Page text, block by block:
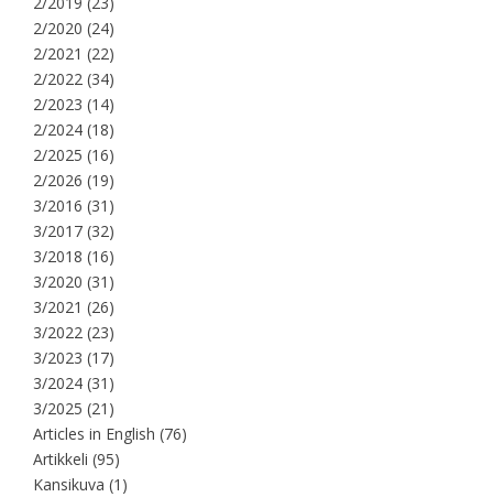
2/2020 (24)
2/2021 (22)
2/2022 (34)
2/2023 (14)
2/2024 (18)
2/2025 (16)
2/2026 (19)
3/2016 (31)
3/2017 (32)
3/2018 (16)
3/2020 (31)
3/2021 (26)
3/2022 (23)
3/2023 (17)
3/2024 (31)
3/2025 (21)
Articles in English (76)
Artikkeli (95)
Kansikuva (1)